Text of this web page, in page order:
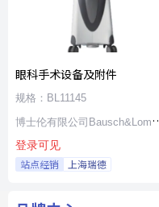
眼科手术设备及附件
规格：BL11145
博士伦有限公司Bausch&Lomb
Incorporated
登录可见
站点经销 上海瑞德